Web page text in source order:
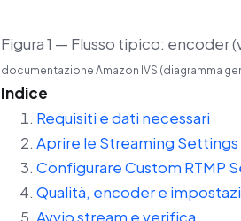
Figura 1 — Flusso tipico: encoder
documentazione Amazon IVS (diagramma
Indice
Requisiti e dati necessari
Aprire le Streaming Settings
Configurare Custom RTMP
Qualità, encoder e
Avvio stream e verifica